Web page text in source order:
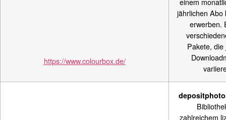
https://www.colourbox.de/
jährlichen Abo
erwerben.
Pakete, die
zahlreichem